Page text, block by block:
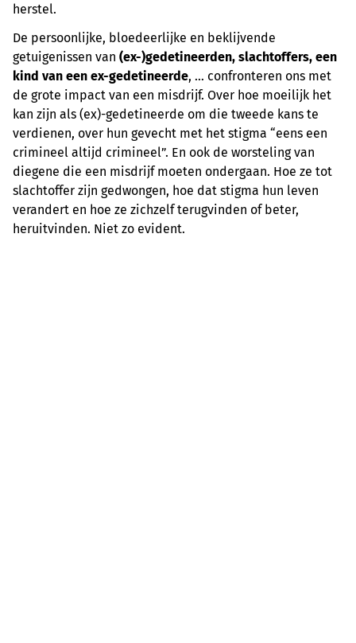
herstel.
De persoonlijke, bloedeerlijke en beklijvende
getuigenissen van (ex-)gedetineerden, slachtoffers, een
kind van een ex-gedetineerde, … confronteren ons met
de grote impact van een misdrijf. Over hoe moeilijk het
kan zijn als (ex)-gedetineerde om die tweede kans te
verdienen, over hun gevecht met het stigma “eens een
crimineel altijd crimineel”. En ook de worsteling van
diegene die een misdrijf moeten ondergaan. Hoe ze tot
slachtoffer zijn gedwongen, hoe dat stigma hun leven
verandert en hoe ze zichzelf terugvinden of beter,
heruitvinden. Niet zo evident.